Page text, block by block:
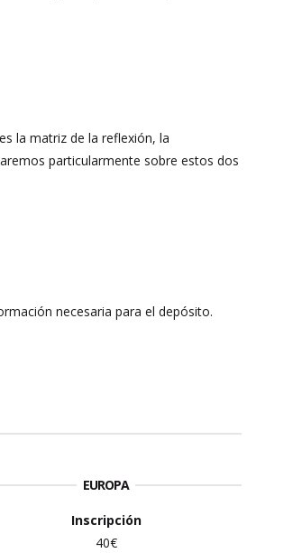
la matriz de la reflexión, la
particularmente sobre estos dos
necesaria para el depósito.
EUROPA
Inscripción
40€